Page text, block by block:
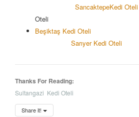
SancaktepeKedi Oteli
Oteli
Beşiktaş Kedi Oteli
Sarıyer Kedi Oteli
Thanks For Reading:
Sultangazi Kedi Oteli
Share it!